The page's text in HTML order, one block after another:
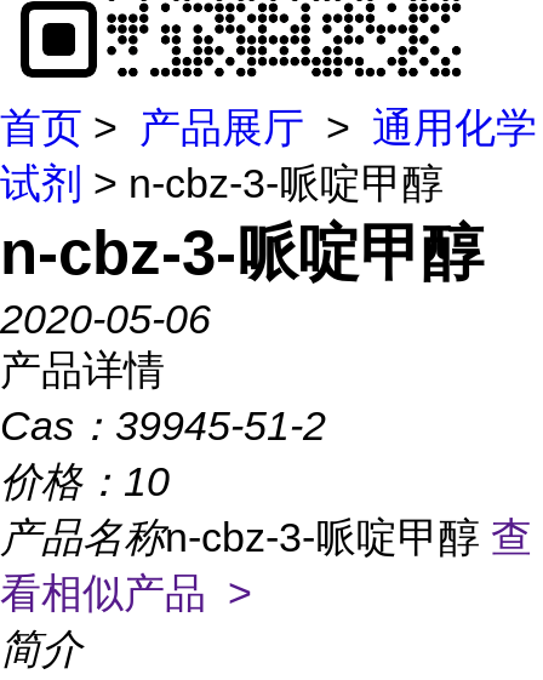
首页 > 产品展厅 > 通用化学
试剂 > n-cbz-3-哌啶甲醇
n-cbz-3-哌啶甲醇
2020-05-06
产品详情
Cas： 39945-51-2
价格： 10
产品名称n-cbz-3-哌啶甲醇 查
看相似产品 >
简介